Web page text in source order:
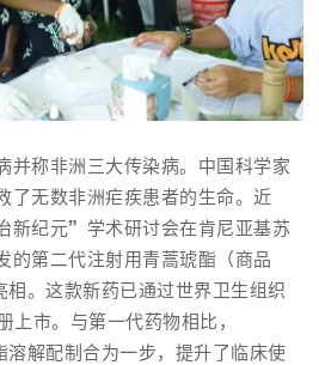
并称非洲三大传染病。中国科学家
了无数非洲疟疾患者的生命。近
新纪元”学术研讨会在肯尼亚基苏
的第二代注射用青蒿琥酯（商品
。这款新药已通过世界卫生组织
上市。与第一代药物相比，
溶解配制合为一步，提升了临床使